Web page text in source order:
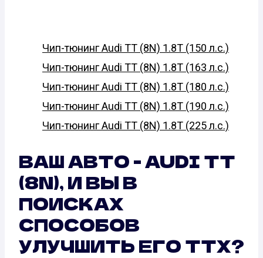
Чип-тюнинг Audi TT (8N) 1.8T (150 л.с.)
Чип-тюнинг Audi TT (8N) 1.8T (163 л.с.)
Чип-тюнинг Audi TT (8N) 1.8T (180 л.с.)
Чип-тюнинг Audi TT (8N) 1.8T (190 л.с.)
Чип-тюнинг Audi TT (8N) 1.8T (225 л.с.)
ВАШ АВТО - AUDI TT
(8N), И ВЫ В
ПОИСКАХ
СПОСОБОВ
УЛУЧШИТЬ ЕГО ТТХ?